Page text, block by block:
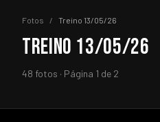
Fotos / Treino 13/05/26
TREINO 13/05/26
48 fotos · Página 1 de 2